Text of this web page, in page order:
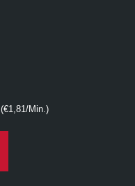
(€1,81/Min.)